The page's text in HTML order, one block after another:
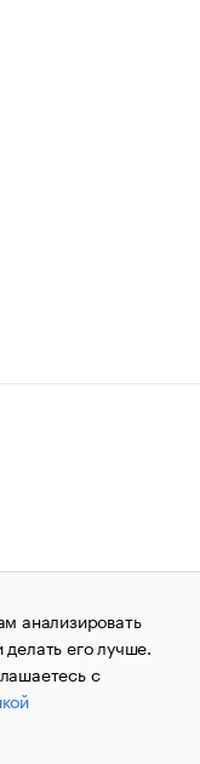
авторских прав
Сообщения
«РБК»
по надзору в сфере
номером ИА
«РБК». Отдельные
анализировать
его лучше.
с